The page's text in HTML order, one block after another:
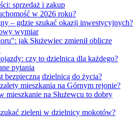
sprzedaż i zakup
w 2026 roku?
– gdzie szukać okazji inwestycyjnych?
wymiar
jak Służewiec zmienił oblicze
czy to dzielnica dla każdego?
pytania
bezpieczną dzielnicą do życia?
mieszkania na Górnym rejonie?
mieszkanie na Służewcu to dobry
zieleni w dzielnicy mokotów?